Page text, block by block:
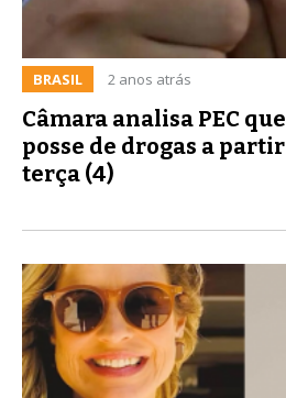
BRASIL 2 anos atrás
Câmara analisa PEC
posse de drogas a
terça (4)